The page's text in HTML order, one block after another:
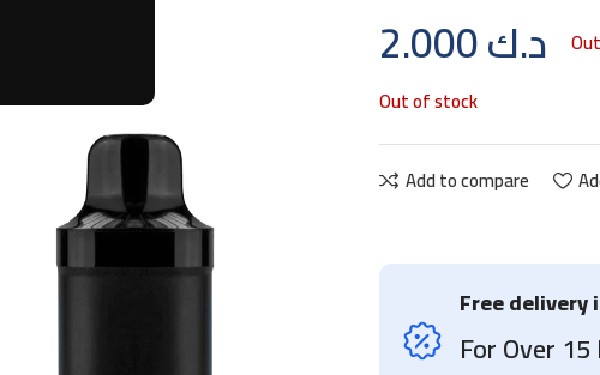
د.ك
Out of stock
Add to compare
Free delivery
For Over 15